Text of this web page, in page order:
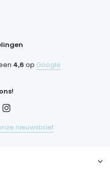
4,6 op Google
nieuwsbrief